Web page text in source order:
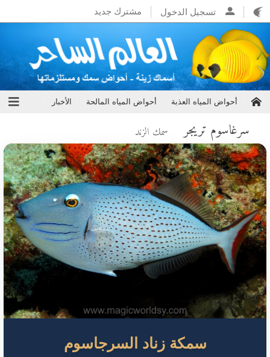
تسجيل الدخول مشترك جديد
أحواض المياه العذبة أحواض المياه المالحة الأخبار
سرغاسوم تريجر سمك الزند
سمكة زناد السرجاسوم